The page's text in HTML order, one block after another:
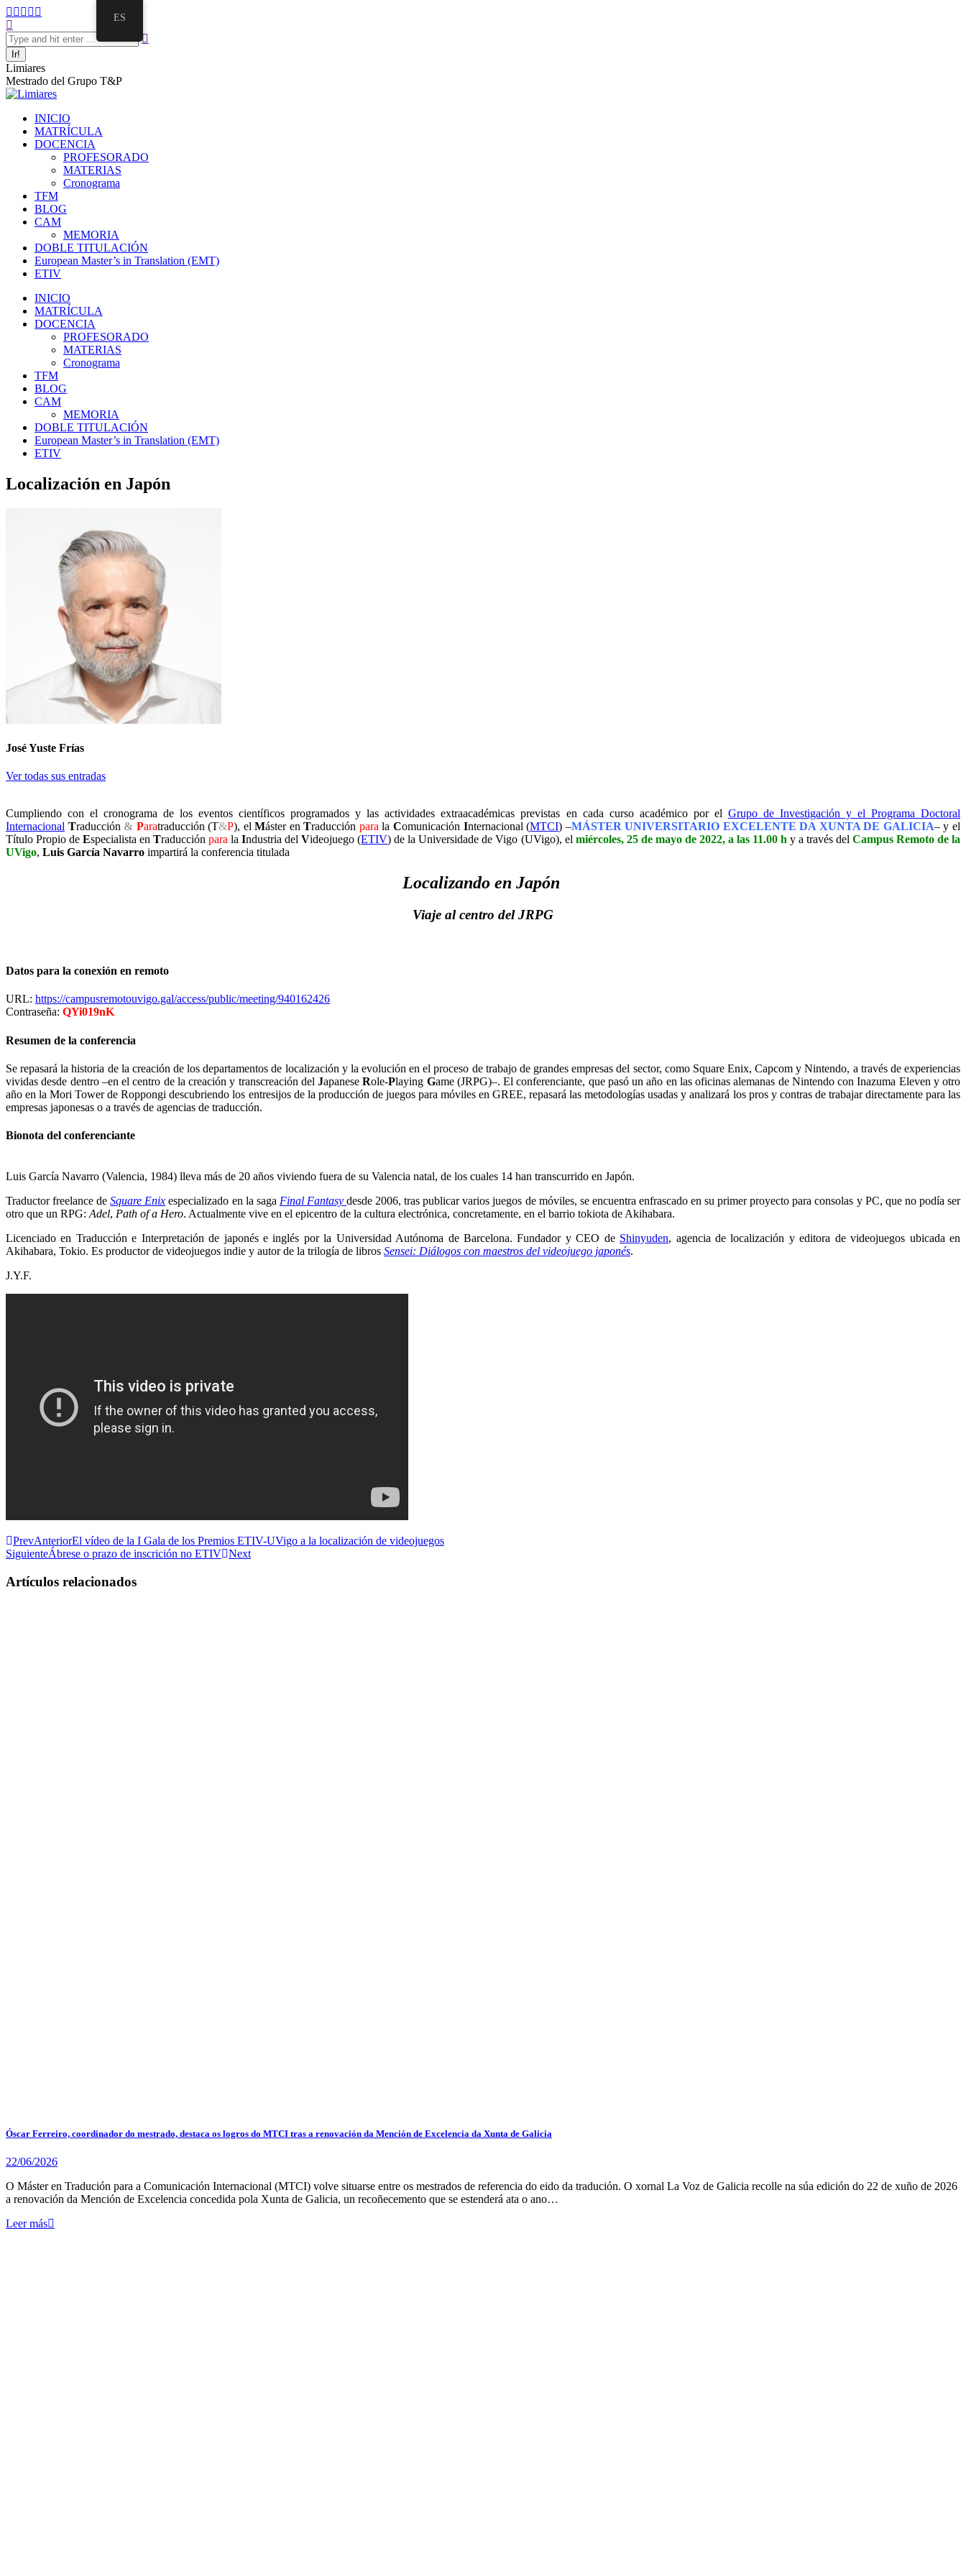
Saltar
al
contenido
Facebook
opens
in
new
window
Twitter
opens
in
new
window
Mail
opens
in
window
Instagram
opens
in
window
opens
in
window
Buscar:
Limiares
Mestrado del Grupo T&P
INICIO
MATRÍCULA
DOCENCIA
PROFESORADO
MATERIAS
Cronograma
TFM
BLOG
CAM
MEMORIA
DOBLE TITULACIÓN
European Master’s in Translation (EMT)
ETIV
INICIO
MATRÍCULA
DOCENCIA
PROFESORADO
MATERIAS
Cronograma
TFM
BLOG
CAM
MEMORIA
DOBLE TITULACIÓN
European Master’s in Translation (EMT)
ETIV
Localización en Japón
José Yuste Frías
Ver todas sus entradas
Cumpliendo con el cronograma de los eventos científicos programados y las actividades extraacadémicas previstas en cada curso académico por el Grupo de Investigación y el Programa Doctoral
Internacional Traducción & Paratraducción (T&P), elMáster enTraducción para laComunicación Internacional (MTCI) –MÁSTER UNIVERSITARIO EXCELENTE DA XUNTA DE GALICIA– y el
Título Propio deEspecialista enTraducciónpara laIndustria delVideojuego (ETIV) de la Universidade de Vigo (UVigo), el miércoles, 25 de mayo de 2022, a las 11.00 h y a través del Campus Remoto de la
UVigo, Luis García Navarro impartirá la conferencia titulada
Localizando en Japón
Viaje al centro del JRPG
Datos para la conexión en remoto
URL: https://campusremotouvigo.gal/access/public/meeting/940162426
Contraseña: QYi019nK
Resumen de la conferencia
Se repasará la historia de la creación de los departamentos de localización y la evolución en el proceso de trabajo de grandes empresas del sector, como Square Enix, Capcom y Nintendo, a través de experiencias
vividas desde dentro –en el centro de la creación y transcreación del JapaneseRole-Playing Game (JRPG)–. El conferenciante, que pasó un año en las oficinas alemanas de Nintendo con Inazuma Eleven y otro
año en la Mori Tower de Roppongi descubriendo los entresijos de la producción de juegos para móviles en GREE, repasará las metodologías usadas y analizará los pros y contras de trabajar directamente para las
empresas japonesas o a través de agencias de traducción.
Bionota del conferenciante
Luis García Navarro (Valencia, 1984) lleva más de 20 años viviendo fuera de su Valencia natal, de los cuales 14 han transcurrido en Japón.
Traductor freelance deSquare Enix especializado en la saga Final Fantasy desde 2006, tras publicar varios juegos de móviles, se encuentra enfrascado en su primer proyecto para consolas y PC, que no podía ser
otro que un RPG:Adel, Path of a Hero. Actualmente vive en el epicentro de la cultura electrónica, concretamente, en el barrio tokiota de Akihabara.
Licenciado en Traducción e Interpretación de japonés e inglés por la Universidad Autónoma de Barcelona. Fundador y CEO de Shinyuden, agencia de localización y editora de videojuegos ubicada en
Akihabara, Tokio. Es productor de videojuegos indie y autor de la trilogía de libros Sensei: Diálogos con maestros del videojuego japonés.
J.Y.F.
PrevAnteriorEl vídeo de la I Gala de los Premios ETIV-UVigo a la localización de videojuegos
SiguienteÁbrese o prazo de inscrición no ETIV Next
Artículos relacionados
Óscar Ferreiro, coordinador do mestrado, destaca os logros do MTCI tras a renovación da Mención de Excelencia da Xunta de Galicia
22/06/2026
O Máster en Tradución para a Comunicación Internacional (MTCI) volve situarse entre os mestrados de referencia do eido da tradución. O xornal La Voz de Galicia recolle na súa edición do 22 de xuño de 2026
a renovación da Mención de Excelencia concedida pola Xunta de Galicia, un recoñecemento que se estenderá ata o ano…
Leer más
ES